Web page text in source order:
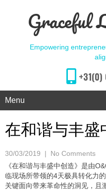
Graceful
Empowering
Menu
在和谐与丰盛
30/03/2019 | No Comments
《在和谐与丰盛中创造》是由
临现场所带领的4天极具转化力
关键面向带来革命性的洞见，